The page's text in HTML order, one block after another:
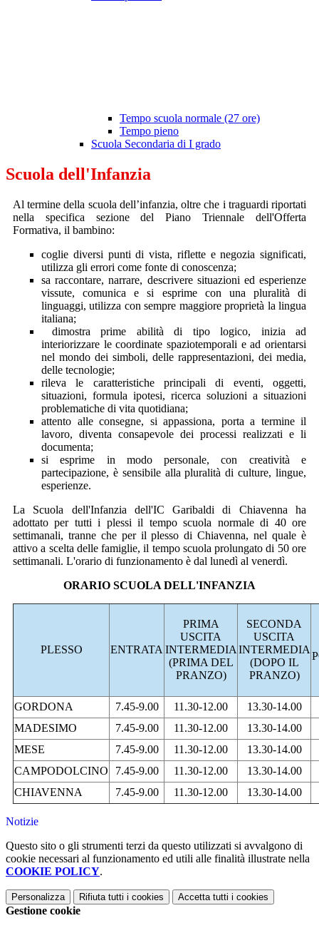
Tempo scuola normale (27 ore)
Tempo pieno
Scuola Secondaria di I grado
Scuola dell'Infanzia
Al termine della scuola dell’infanzia, oltre che i traguardi riportati
nella specifica sezione del Piano Triennale dell'Offerta
Formativa, il bambino:
coglie diversi punti di vista, riflette e negozia significati,
utilizza gli errori come fonte di conoscenza;
sa raccontare, narrare, descrivere situazioni ed esperienze
vissute, comunica e si esprime con una pluralità di
linguaggi, utilizza con sempre maggiore proprietà la lingua
italiana;
dimostra prime abilità di tipo logico, inizia ad
interiorizzare le coordinate spaziotemporali e ad orientarsi
nel mondo dei simboli, delle rappresentazioni, dei media,
delle tecnologie;
rileva le caratteristiche principali di eventi, oggetti,
situazioni, formula ipotesi, ricerca soluzioni a situazioni
problematiche di vita quotidiana;
attento alle consegne, si appassiona, porta a termine il
lavoro, diventa consapevole dei processi realizzati e li
documenta;
si esprime in modo personale, con creatività e
partecipazione, è sensibile alla pluralità di culture, lingue,
esperienze.
La Scuola dell'Infanzia dell'IC Garibaldi di Chiavenna ha
adottato per tutti i plessi il tempo scuola normale di 40 ore
settimanali, tranne che per il plesso di Chiavenna, nel quale è
attivo a scelta delle famiglie, il tempo scuola prolungato di 50 ore
settimanali. L'orario di funzionamento è dal lunedì al venerdì.
ORARIO SCUOLA DELL'INFANZIA
PLESSO ENTRATA
PRIMA
USCITA
INTERMEDIA
(PRIMA DEL
PRANZO)
SECONDA
USCITA
INTERMEDIA
(DOPO IL
PRANZO)
GORDONA 7.45-9.00 11.30-12.00
13.30-14.00
MADESIMO
7.45-9.00 11.30-12.00
13.30-14.00
MESE
7.45-9.00 11.30-12.00
13.30-14.00
CAMPODOLCINO
7.45-9.00 11.30-12.00
13.30-14.00
CHIAVENNA
7.45-9.00 11.30-12.00 13.30-14.00
Notizie
Questo sito o gli strumenti terzi da questo utilizzati si avvalgono di
cookie necessari al funzionamento ed utili alle finalità illustrate nella
COOKIE POLICY.
Personalizza Rifiuta tutti i cookies Accetta tutti i cookies
Gestione cookie